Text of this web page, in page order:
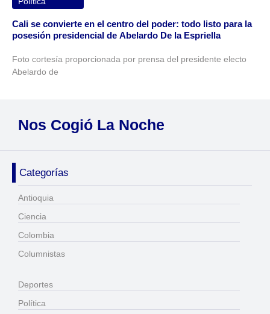
Cali se convierte en el centro del poder: todo listo para la
posesión presidencial de Abelardo De la Espriella
Foto cortesía proporcionada por prensa del presidente electo
Abelardo de
Nos Cogió La Noche
Categorías
Antioquia
Ciencia
Colombia
Columnistas
Deportes
Política